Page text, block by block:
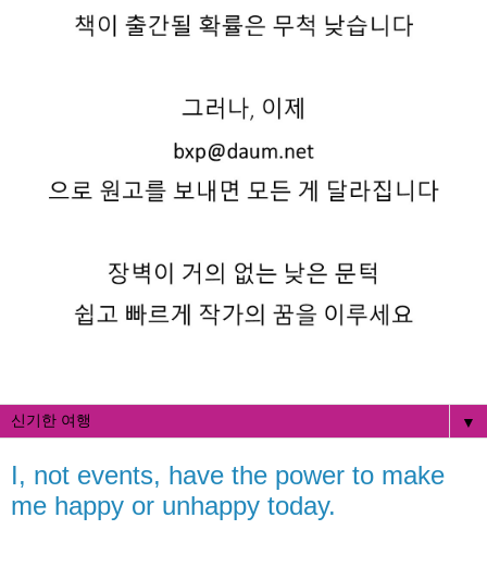
▼
I, not events, have the power to make
me happy or unhappy today.